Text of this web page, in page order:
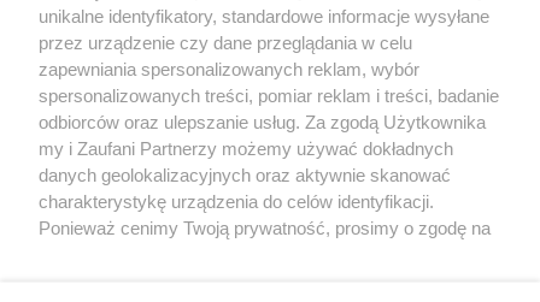
O FIRMIE POLITYKA PRYWATNOŚCI HOSTING
REKLAMA WSPÓŁPRACA RSS FACEBOOK KONTAKT
Nasze serwisy
Aktualności
Tcz24
Muzyka i kultura
Archiwum wydarzeń
unikalne identyfikatory, standardowe informacje wysyłane
przez urządzenie czy dane przeglądania w celu
zapewniania spersonalizowanych reklam, wybór
spersonalizowanych treści, pomiar reklam i treści, badanie
odbiorców oraz ulepszanie usług. Za zgodą Użytkownika
my i Zaufani Partnerzy możemy używać dokładnych
danych geolokalizacyjnych oraz aktywnie skanować
charakterystykę urządzenia do celów identyfikacji.
Ponieważ cenimy Twoją prywatność, prosimy o zgodę na